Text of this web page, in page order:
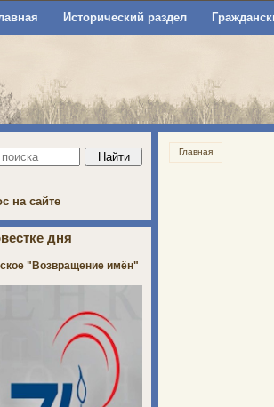
Исторический раздел
Главная
на сайте
дня
"Возвращение имён"